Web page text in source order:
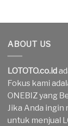
ABOUT US
LOTOTO.co.id
Fokus kami
ONEBIZ yang
Jika Anda ingin
untuk menjual